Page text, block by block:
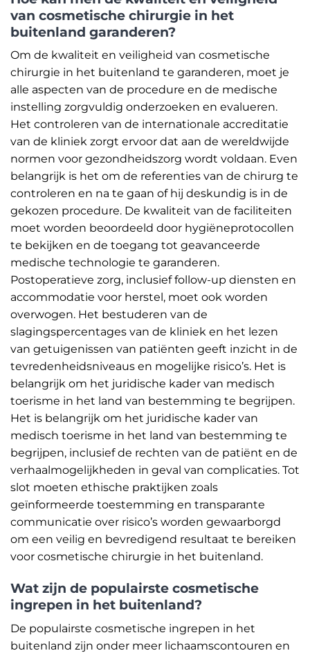
van cosmetische chirurgie in het
buitenland garanderen?
Om de kwaliteit en veiligheid van cosmetische
chirurgie in het buitenland te garanderen, moet je
alle aspecten van de procedure en de medische
instelling zorgvuldig onderzoeken en evalueren.
Het controleren van de internationale accreditatie
van de kliniek zorgt ervoor dat aan de wereldwijde
normen voor gezondheidszorg wordt voldaan. Even
belangrijk is het om de referenties van de chirurg te
controleren en na te gaan of hij deskundig is in de
gekozen procedure. De kwaliteit van de faciliteiten
moet worden beoordeeld door hygiëneprotocollen
te bekijken en de toegang tot geavanceerde
medische technologie te garanderen.
Postoperatieve zorg, inclusief follow-up diensten en
accommodatie voor herstel, moet ook worden
overwogen. Het bestuderen van de
slagingspercentages van de kliniek en het lezen
van getuigenissen van patiënten geeft inzicht in de
tevredenheidsniveaus en mogelijke risico’s. Het is
belangrijk om het juridische kader van medisch
toerisme in het land van bestemming te begrijpen.
Het is belangrijk om het juridische kader van
medisch toerisme in het land van bestemming te
begrijpen, inclusief de rechten van de patiënt en de
verhaalmogelijkheden in geval van complicaties. Tot
slot moeten ethische praktijken zoals
geïnformeerde toestemming en transparante
communicatie over risico’s worden gewaarborgd
om een veilig en bevredigend resultaat te bereiken
voor cosmetische chirurgie in het buitenland.
Wat zijn de populairste cosmetische
ingrepen in het buitenland?
De populairste cosmetische ingrepen in het
buitenland zijn onder meer lichaamscontouren en